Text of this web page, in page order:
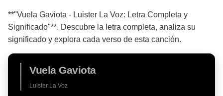
**"Vuela Gaviota - Luister La Voz: Letra Completa y
Significado"**. Descubre la letra completa, analiza su
significado y explora cada verso de esta canción.
Vuela Gaviota
Luister La Voz